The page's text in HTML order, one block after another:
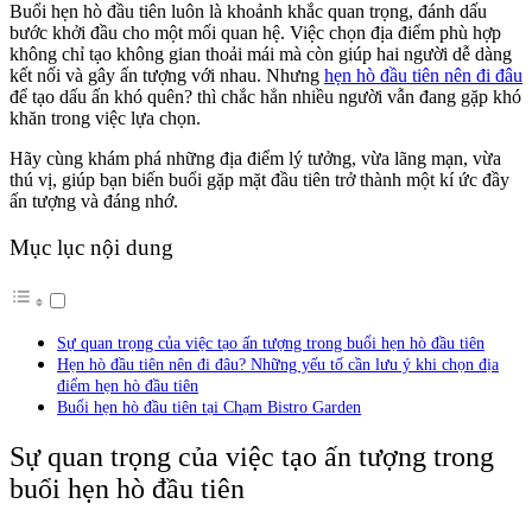
Buổi hẹn hò đầu tiên luôn là khoảnh khắc quan trọng, đánh dấu
bước khởi đầu cho một mối quan hệ. Việc chọn địa điểm phù hợp
không chỉ tạo không gian thoải mái mà còn giúp hai người dễ dàng
kết nối và gây ấn tượng với nhau. Nhưng hẹn hò đầu tiên nên đi đâu
để tạo dấu ấn khó quên? thì chắc hẳn nhiều người vẫn đang gặp khó
khăn trong việc lựa chọn.
Hãy cùng khám phá những địa điểm lý tưởng, vừa lãng mạn, vừa
thú vị, giúp bạn biến buổi gặp mặt đầu tiên trở thành một kí ức đầy
ấn tượng và đáng nhớ.
Mục lục nội dung
Sự quan trọng của việc tạo ấn tượng trong buổi hẹn hò đầu tiên
Hẹn hò đầu tiên nên đi đâu? Những yếu tố cần lưu ý khi chọn địa
điểm hẹn hò đầu tiên
Buổi hẹn hò đầu tiên tại Chạm Bistro Garden
Sự quan trọng của việc tạo ấn tượng trong
buổi hẹn hò đầu tiên